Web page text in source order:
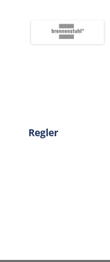
Regler